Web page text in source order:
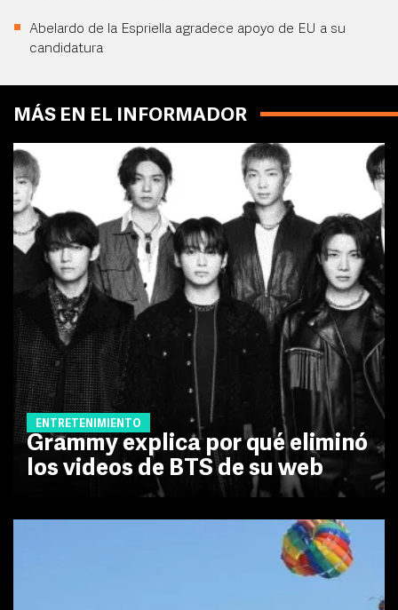
Abelardo de la Espriella agradece apoyo de EU a su
candidatura
MÁS EN EL INFORMADOR
ENTRETENIMIENTO
Grammy explica por qué eliminó
los videos de BTS de su web